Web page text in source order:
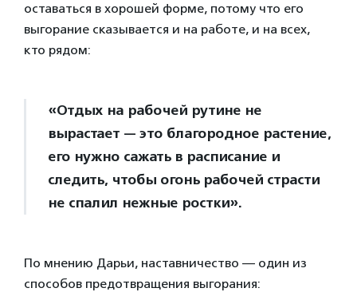
оставаться в хорошей форме, потому что его
выгорание сказывается и на работе, и на всех,
кто рядом:
«Отдых на рабочей рутине не
вырастает — это благородное растение,
его нужно сажать в расписание и
следить, чтобы огонь рабочей страсти
не спалил нежные ростки».
По мнению Дарьи, наставничество — один из
способов предотвращения выгорания: